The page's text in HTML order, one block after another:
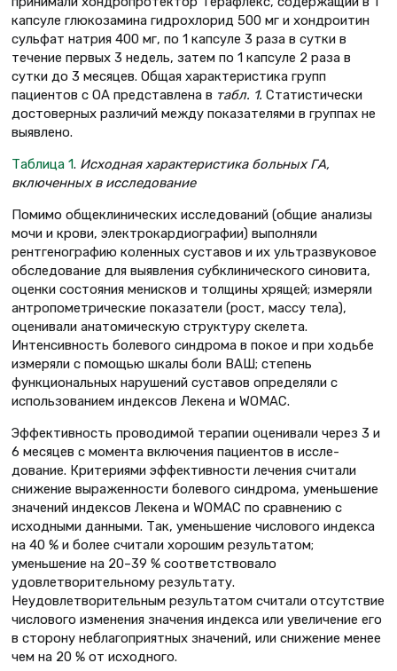
капсуле глюкозамина гидрохлорид 500 мг и хондроитин
сульфат натрия 400 мг, по 1 капсуле 3 раза в сутки в
течение первых 3 недель, затем по 1 капсуле 2 раза в
сутки до 3 месяцев. Общая характеристика групп
пациентов с ОА представлена в табл. 1. Статистически
достоверных различий между показате­лями в группах не
выявлено.
Таблица 1. Исходная характеристика больных ГА,
включенных в исследование
Помимо общеклинических исследо­ваний (общие анализы
мочи и крови, электрокардиографии) выполняли
рентгенографию коленных суставов и их ультразвуковое
обследование для выявления субклинического сино­вита,
оценки состояния менисков и толщины хрящей; измеряли
антропо­метрические показатели (рост, массу тела),
оценивали анатомическую структуру скелета.
Интенсивность болевого синдрома в покое и при ходьбе
измеряли с помощью шкалы боли ВАШ; степень
функциональ­ных нарушений суставов определяли с
использованием индексов Лекена и WOMAC.
Эффективность проводимой тера­пии оценивали через 3 и
6 месяцев с момента включения пациентов в иссле­
дование. Критериями эффективности лечения считали
снижение выражен­ности болевого синдрома, уменьшение
значений индексов Лекена и WOMAC по сравнению с
исходными данными. Так, уменьшение числового индек­са
на 40 % и более считали хорошим результатом;
уменьшение на 20–39 % соответствовало
удовлетворительно­му результату.
Неудовлетворительным результатом считали отсутствие
число­вого изменения значения индекса или увеличение его
в сторону неблагопри­ятных значений, или снижение менее
чем на 20 % от исходного.